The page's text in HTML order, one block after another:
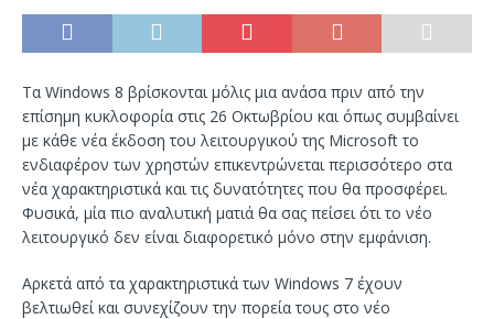
Τα Windows 8 βρίσκονται μόλις μια ανάσα πριν από την
επίσημη κυκλοφορία στις 26 Οκτωβρίου και όπως συμβαίνει
με κάθε νέα έκδοση του λειτουργικού της Microsoft το
ενδιαφέρον των χρηστών επικεντρώνεται περισσότερο στα
νέα χαρακτηριστικά και τις δυνατότητες που θα προσφέρει.
Φυσικά, μία πιο αναλυτική ματιά θα σας πείσει ότι το νέο
λειτουργικό δεν είναι διαφορετικό μόνο στην εμφάνιση.
Αρκετά από τα χαρακτηριστικά των Windows 7 έχουν
βελτιωθεί και συνεχίζουν την πορεία τους στο νέο